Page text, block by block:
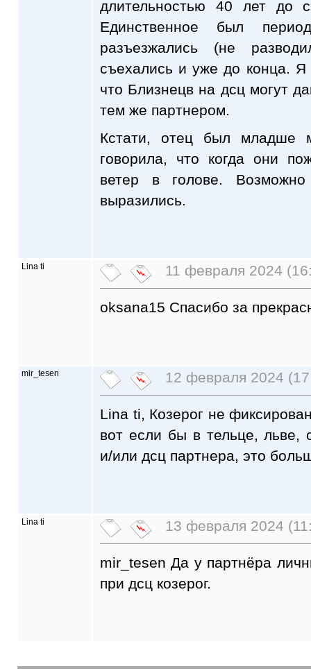
длительностью 40 лет до
Единственное был
разъезжались (не
съехались и уже до конца. Я
что Близнецв на дсц могут
тем же партнером.
Кстати, отец был младше
говорила, что когда они
ветер в голове.
выразились.
Lina ti 11 февраля 2024
oksana15 Спасибо за
mir_tesen 12 февраля 2024
Lina ti, Козерог не
вот если бы в тельце, льве,
и/или дсц партнера, это
Lina ti 13 февраля 2024
mir_tesen Да у партнёра
при дсц козерог.